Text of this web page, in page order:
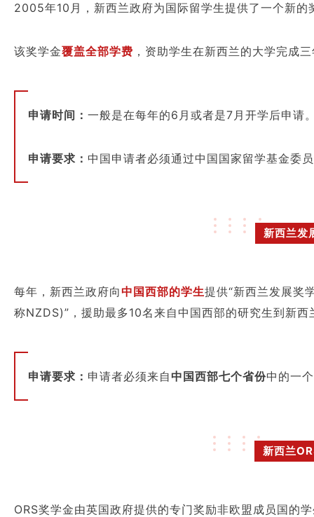
2005年10月，新西兰政府为国际留学生提供了一个新的
该奖学金覆盖全部学费 ，资助学生在新西兰的大学完成
申请时间： 一般是在每年的6月或者是7月开学后申请
申请要求： 中国申请者必须通过中国国家留学基金委
新西兰发
每年，新西兰政府向中国西部的学生提供“新西兰发展
称NZDS)”，援助最多10名来自中国西部的研究生到新
申请要求： 申请者必须来自 中国西部七个省份中的一
新西兰
ORS奖学金由英国政府提供的专门奖励非欧盟成员国的